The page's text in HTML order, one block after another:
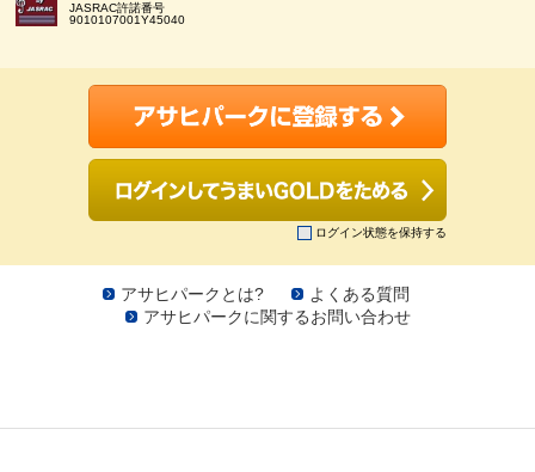
JASRAC許諾番号
9010107001Y45040
ログイン状態を保持する
アサヒパークとは?
よくある質問
アサヒパークに関するお問い合わせ